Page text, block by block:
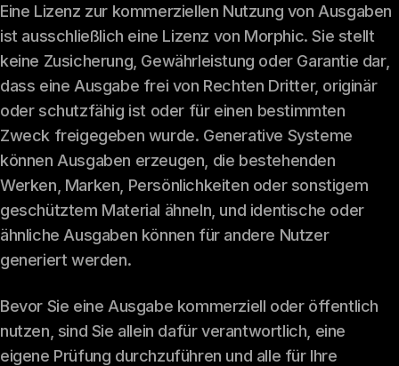
Eine Lizenz zur kommerziellen Nutzung von Ausgaben
ist ausschließlich eine Lizenz von Morphic. Sie stellt
keine Zusicherung, Gewährleistung oder Garantie dar,
dass eine Ausgabe frei von Rechten Dritter, originär
oder schutzfähig ist oder für einen bestimmten
Zweck freigegeben wurde. Generative Systeme
können Ausgaben erzeugen, die bestehenden
Werken, Marken, Persönlichkeiten oder sonstigem
geschütztem Material ähneln, und identische oder
ähnliche Ausgaben können für andere Nutzer
generiert werden.
Bevor Sie eine Ausgabe kommerziell oder öffentlich
nutzen, sind Sie allein dafür verantwortlich, eine
eigene Prüfung durchzuführen und alle für Ihre